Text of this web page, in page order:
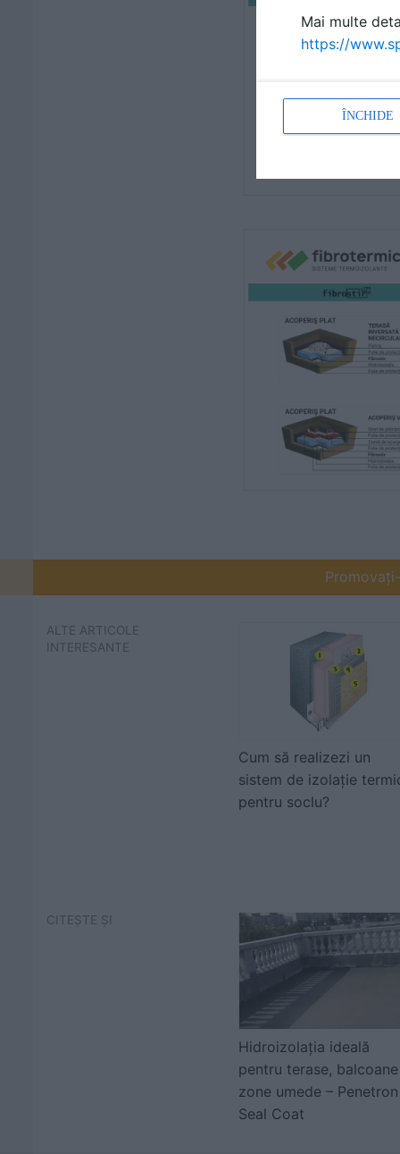
ALTE ARTICOLE
INTERESANTE
Cum să realizezi un
sistem de izolație
pentru soclu?
CITEȘTE ȘI
Hidroizolația ideală
pentru terase,
zone umede – Penetron
Seal Coat
Mai multe
https://
ÎNCHIDE